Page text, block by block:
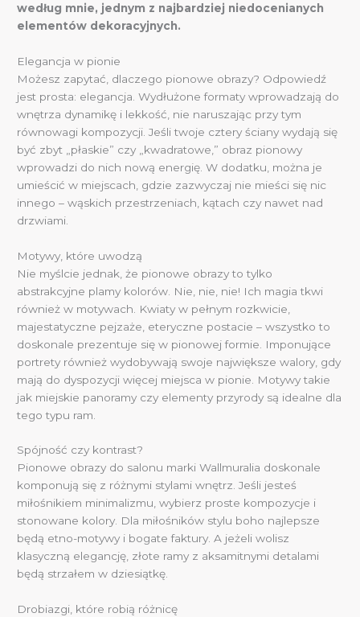
według mnie, jednym z najbardziej niedocenianych
elementów dekoracyjnych.
Elegancja w pionie
Możesz zapytać, dlaczego pionowe obrazy? Odpowiedź
jest prosta: elegancja. Wydłużone formaty wprowadzają do
wnętrza dynamikę i lekkość, nie naruszając przy tym
równowagi kompozycji. Jeśli twoje cztery ściany wydają się
być zbyt „płaskie” czy „kwadratowe,” obraz pionowy
wprowadzi do nich nową energię. W dodatku, można je
umieścić w miejscach, gdzie zazwyczaj nie mieści się nic
innego – wąskich przestrzeniach, kątach czy nawet nad
drzwiami.
Motywy, które uwodzą
Nie myślcie jednak, że pionowe obrazy to tylko
abstrakcyjne plamy kolorów. Nie, nie, nie! Ich magia tkwi
również w motywach. Kwiaty w pełnym rozkwicie,
majestatyczne pejzaże, eteryczne postacie – wszystko to
doskonale prezentuje się w pionowej formie. Imponujące
portrety również wydobywają swoje największe walory, gdy
mają do dyspozycji więcej miejsca w pionie. Motywy takie
jak miejskie panoramy czy elementy przyrody są idealne dla
tego typu ram.
Spójność czy kontrast?
Pionowe obrazy do salonu marki Wallmuralia doskonale
komponują się z różnymi stylami wnętrz. Jeśli jesteś
miłośnikiem minimalizmu, wybierz proste kompozycje i
stonowane kolory. Dla miłośników stylu boho najlepsze
będą etno-motywy i bogate faktury. A jeżeli wolisz
klasyczną elegancję, złote ramy z aksamitnymi detalami
będą strzałem w dziesiątkę.
Drobiazgi, które robią różnicę